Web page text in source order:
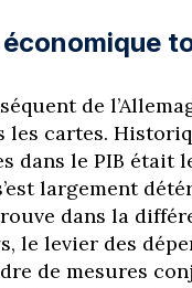
de
les cartes.
dans le PIB était
largement
dans la
le levier des
de mesures